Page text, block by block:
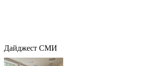
Дайджест СМИ